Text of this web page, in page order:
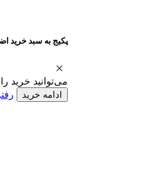
پکیج به سبد خرید
می‌توانید خرید
ادامه خرید